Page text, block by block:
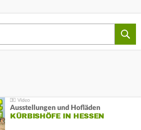
Ausstellungen und Hofläden
KÜRBISHÖFE IN HESSEN